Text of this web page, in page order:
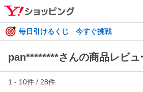
毎日引けるくじ 今すぐ挑戦
pan********さんの商品レビュ
1 - 10件 / 28件